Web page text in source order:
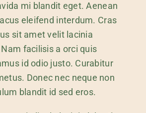
mi blandit eget. Aenean
eleifend interdum. Cras
sit amet velit lacinia
facilisis a orci quis
id odio justo. Curabitur
Donec nec neque non
blandit id sed eros.